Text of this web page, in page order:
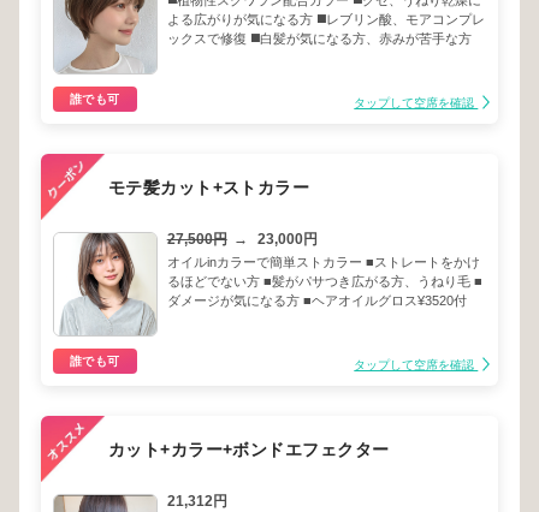
よる広がりが気になる方 ◼️レブリン酸、モアコンプレ
ックスで修復 ◼️白髪が気になる方、赤みが苦手な方
誰でも可 タップして空席を確認
モテ髪カット+ストカラー
27,500円 → 23,000円
オイルinカラーで簡単ストカラー ■ストレートをかけ
るほどでない方 ■髪がパサつき広がる方、うねり毛 ■
ダメージが気になる方 ■ヘアオイルグロス¥3520付
誰でも可 タップして空席を確認
カット+カラー+ボンドエフェクター
21,312円